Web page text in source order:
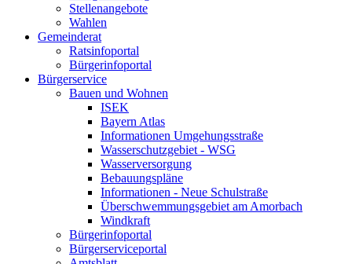
Stellenangebote
Wahlen
Gemeinderat
Ratsinfoportal
Bürgerinfoportal
Bürgerservice
Bauen und Wohnen
ISEK
Bayern Atlas
Informationen Umgehungsstraße
Wasserschutzgebiet - WSG
Wasserversorgung
Bebauungspläne
Informationen - Neue Schulstraße
Überschwemmungsgebiet am Amorbach
Windkraft
Bürgerinfoportal
Bürgerserviceportal